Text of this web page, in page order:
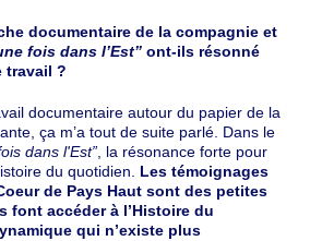
documentaire de la compagnie et
fois dans l’Est” ont-ils résonné
travail ?
documentaire autour du papier de la
ça m’a tout de suite parlé. Dans le
dans l'Est” , la résonance forte pour
du quotidien. Les témoignages
de Pays Haut sont des petites
font accéder à l’Histoire du
qui n’existe plus